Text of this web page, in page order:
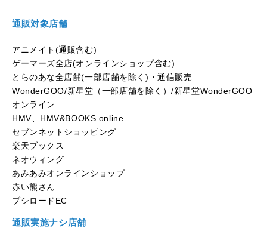
通販対象店舗
アニメイト(通販含む)
ゲーマーズ全店(オンラインショップ含む)
とらのあな全店舗(一部店舗を除く)・通信販売
WonderGOO/新星堂（一部店舗を除く）/新星堂WonderGOO
オンライン
HMV、HMV&BOOKS online
セブンネットショッピング
楽天ブックス
ネオウィング
あみあみオンラインショップ
赤い熊さん
ブシロードEC
通販実施ナシ店舗